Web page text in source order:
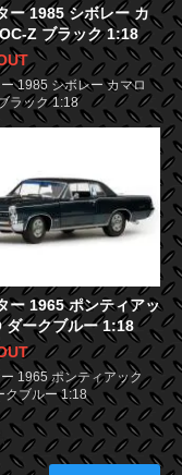
ー 1985 シボレー カ
Z ブラック 1:18
1985 シボレー カマロ
ラック 1:18
ー 1965 ポンティアッ
ダークブルー 1:18
1965 ポンティアック
クブルー 1:18